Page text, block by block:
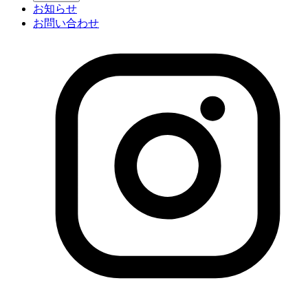
お知らせ
お問い合わせ